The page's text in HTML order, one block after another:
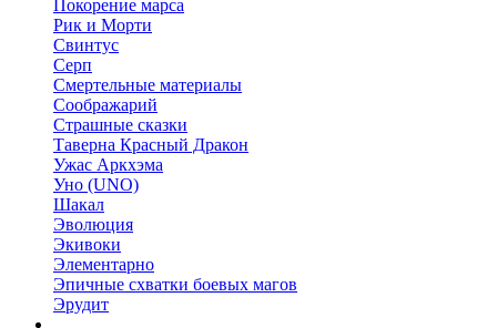
Покорение марса
Рик и Морти
Свинтус
Серп
Смертельные материалы
Соображарий
Страшные сказки
Таверна Красный Дракон
Ужас Аркхэма
Уно (UNO)
Шакал
Эволюция
Экивоки
Элементарно
Эпичные схватки боевых магов
Эрудит